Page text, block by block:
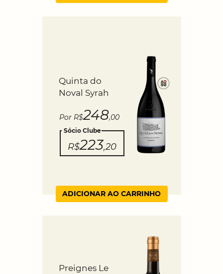
Quinta do
Noval Syrah
Por R$248,00
Sócio Clube
R$223,20
ADICIONAR AO CARRINHO
Preignes Le